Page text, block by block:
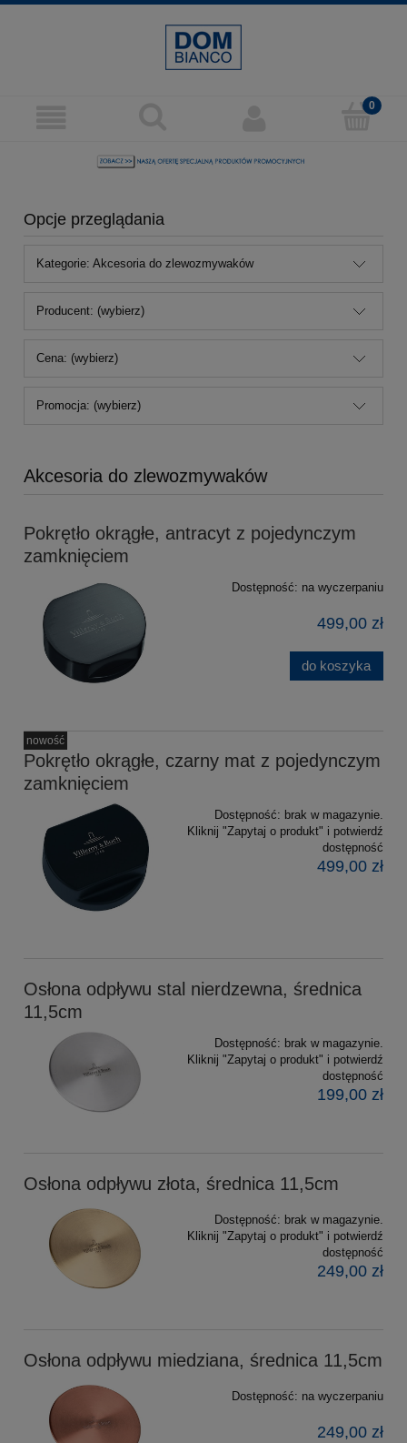
Opcje przeglądania
Kategorie: Akcesoria do zlewozmywaków
Producent: (wybierz)
Cena: (wybierz)
Promocja: (wybierz)
Akcesoria do zlewozmywaków
Pokrętło okrągłe, antracyt z pojedynczym
zamknięciem
Dostępność: na wyczerpaniu
499,00 zł
do koszyka
Pokrętło okrągłe, czarny mat z pojedynczym
zamknięciem
Dostępność: brak w magazynie.
Kliknij "Zapytaj o produkt" i potwierdź
dostępność
499,00 zł
nowość
Osłona odpływu stal nierdzewna, średnica
11,5cm
Dostępność: brak w magazynie.
Kliknij "Zapytaj o produkt" i potwierdź
dostępność
199,00 zł
Osłona odpływu złota, średnica 11,5cm
Dostępność: brak w magazynie.
Kliknij "Zapytaj o produkt" i potwierdź
dostępność
249,00 zł
Osłona odpływu miedziana, średnica 11,5cm
Dostępność: na wyczerpaniu
249,00 zł